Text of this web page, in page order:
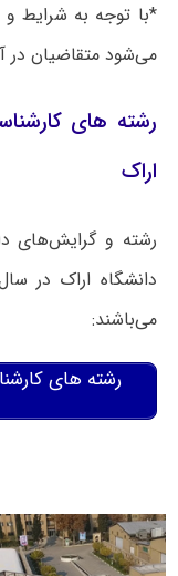
*با توجه به شرایط
می‌شود متقاضیان در
اراک
رشته و گرایش‌های
می‌باشند:
رشته های